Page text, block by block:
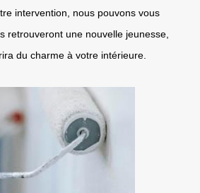
intervention, nous pouvons vous
retrouveront une nouvelle jeunesse,
du charme à votre intérieure.